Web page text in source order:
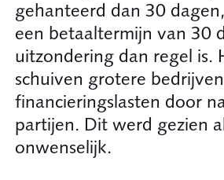
gehanteerd dan 30
een betaaltermijn van 30
uitzondering dan regel is.
schuiven grotere
financieringslasten door
partijen. Dit werd gezien
onwenselijk.